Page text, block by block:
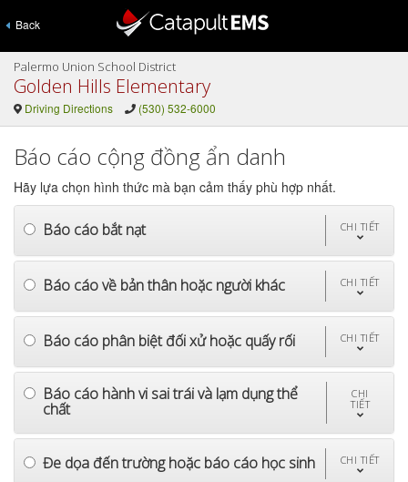
Back
Palermo Union School District
Golden Hills Elementary
Driving Directions (530) 532-6000
Báo cáo cộng đồng ẩn danh
Hãy lựa chọn hình thức mà bạn cảm thấy phù hợp nhất.
Báo cáo bắt nạt CHI TIẾT
Báo cáo về bản thân hoặc người khác CHI TIẾT
Báo cáo phân biệt đối xử hoặc quấy rối CHI TIẾT
Báo cáo hành vi sai trái và lạm dụng thể
chất
CHI
TIẾT
Đe dọa đến trường hoặc báo cáo học sinh CHI TIẾT